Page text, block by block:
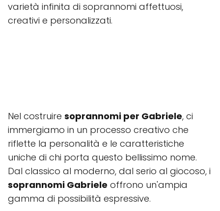
varietà infinita di soprannomi affettuosi,
creativi e personalizzati.
Nel costruire soprannomi per Gabriele, ci
immergiamo in un processo creativo che
riflette la personalità e le caratteristiche
uniche di chi porta questo bellissimo nome.
Dal classico al moderno, dal serio al giocoso, i
soprannomi Gabriele offrono un'ampia
gamma di possibilità espressive.